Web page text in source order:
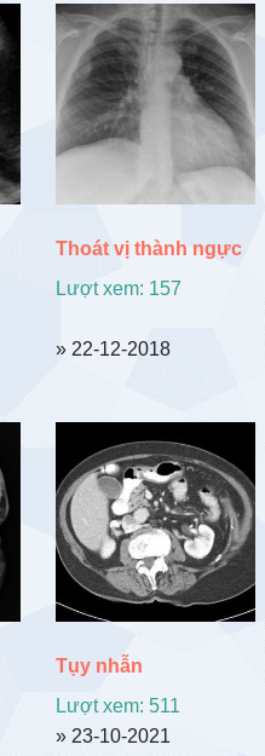
Thoát vị thành ngực
Lượt xem: 157
» 22-12-2018
Tụy nhẫn
Lượt xem: 511
» 23-10-2021